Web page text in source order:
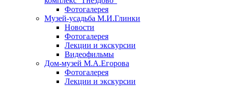
Фотогалерея
Музей-усадьба М.И.Глинки
Новости
Фотогалерея
Лекции и экскурсии
Видеофильмы
Дом-музей М.А.Егорова
Фотогалерея
Лекции и экскурсии